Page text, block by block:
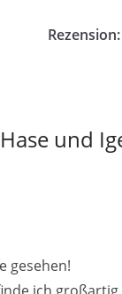
und
gesehen!